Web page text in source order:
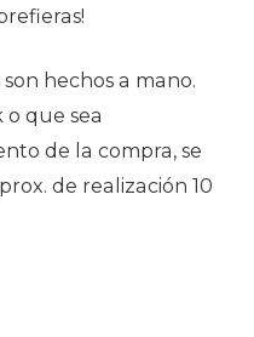
hechos a mano.
o que sea
de la compra, se
de realización 10